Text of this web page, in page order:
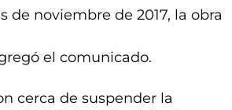
noviembre de 2017, la obra
el comunicado.
cerca de suspender la